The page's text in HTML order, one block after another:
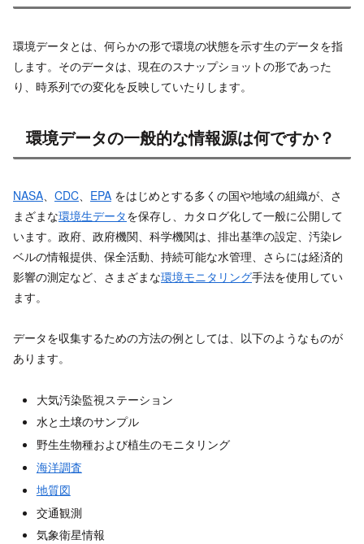
環境データとは、何らかの形で環境の状態を示す生のデータを指
します。そのデータは、現在のスナップショットの形であった
り、時系列での変化を反映していたりします。
環境データの一般的な情報源は何ですか？
NASA、 CDC、 EPA をはじめとする多くの国や地域の組織が、さ
まざまな環境生データを保存し、カタログ化して一般に公開して
います。政府、政府機関、科学機関は、排出基準の設定、汚染レ
ベルの情報提供、保全活動、持続可能な水管理、さらには経済的
影響の測定など、さまざまな環境モニタリング手法を使用してい
ます。
データを収集するための方法の例としては、以下のようなものが
あります。
大気汚染監視ステーション
水と土壌のサンプル
野生生物種および植生のモニタリング
海洋調査
地質図
交通観測
気象衛星情報